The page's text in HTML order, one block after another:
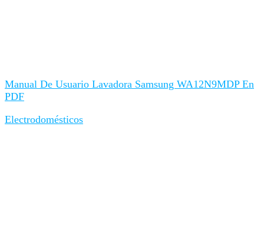
Manual De Usuario Lavadora Samsung WA12N9MDP En
PDF
Electrodomésticos